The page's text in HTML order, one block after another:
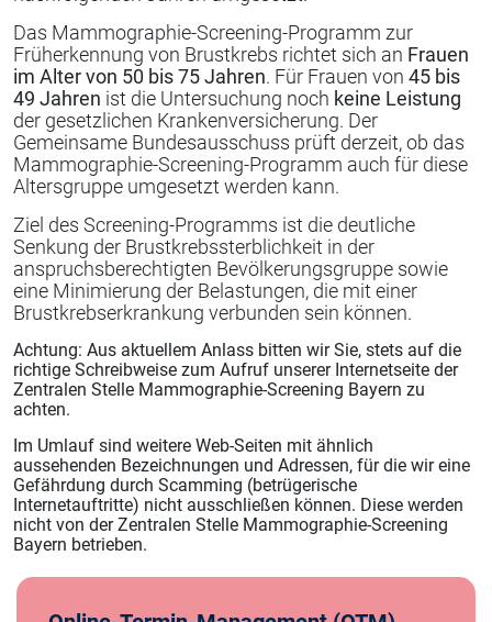
Das Mammographie-Screening-Programm zur
Früherkennung von Brustkrebs richtet sich an Frauen
im Alter von 50 bis 75 Jahren. Für Frauen von 45 bis
49 Jahren ist die Untersuchung noch keine Leistung
der gesetzlichen Krankenversicherung. Der
Gemeinsame Bundesausschuss prüft derzeit, ob das
Mammographie-Screening-Programm auch für diese
Altersgruppe umgesetzt werden kann.
Ziel des Screening-Programms ist die deutliche
Senkung der Brustkrebssterblichkeit in der
anspruchsberechtigten Bevölkerungsgruppe sowie
eine Minimierung der Belastungen, die mit einer
Brustkrebserkrankung verbunden sein können.
Achtung: Aus aktuellem Anlass bitten wir Sie, stets auf die
richtige Schreibweise zum Aufruf unserer Internetseite der
Zentralen Stelle Mammographie-Screening Bayern zu
achten.
Im Umlauf sind weitere Web-Seiten mit ähnlich
aussehenden Bezeichnungen und Adressen, für die wir eine
Gefährdung durch Scamming (betrügerische
Internetauftritte) nicht ausschließen können. Diese werden
nicht von der Zentralen Stelle Mammographie-Screening
Bayern betrieben.